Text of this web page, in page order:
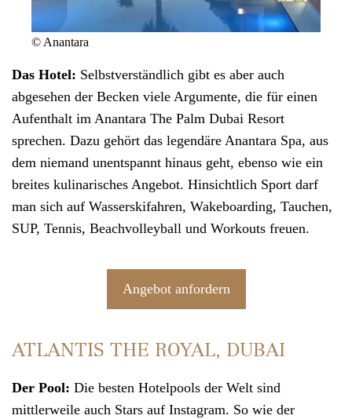
© Anantara
Das Hotel: Selbstverständlich gibt es aber auch
abgesehen der Becken viele Argumente, die für einen
Aufenthalt im Anantara The Palm Dubai Resort
sprechen. Dazu gehört das legendäre Anantara Spa, aus
dem niemand unentspannt hinaus geht, ebenso wie ein
breites kulinarisches Angebot. Hinsichtlich Sport darf
man sich auf Wasserskifahren, Wakeboarding, Tauchen,
SUP, Tennis, Beachvolleyball und Workouts freuen.
Angebot anfordern
ATLANTIS THE ROYAL, DUBAI
Der Pool: Die besten Hotelpools der Welt sind
mittlerweile auch Stars auf Instagram. So wie der